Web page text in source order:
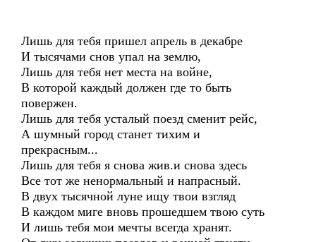
Лишь для тебя пришел апрель в декабре
И тысячами снов упал на землю,
Лишь для тебя нет места на войне,
В которой каждый должен где то быть
повержен.
Лишь для тебя усталый поезд сменит рейс,
А шумный город станет тихим и
прекрасным...
Лишь для тебя я снова жив.и снова здесь
Все тот же ненормальный и напрасный.
В двух тысячной луне ищу твои взгляд
В каждом миге вновь прошедшем твою суть
И лишь тебя мои мечты всегда хранят.